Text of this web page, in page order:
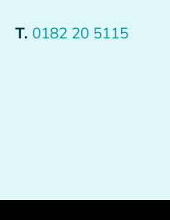
T. 0182 20 5115